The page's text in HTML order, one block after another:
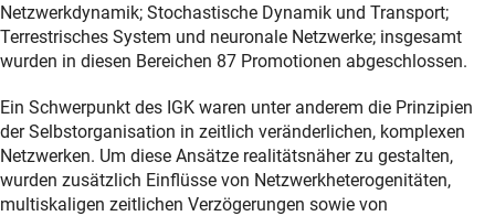
Netzwerkdynamik; Stochastische Dynamik und Transport;
Terrestrisches System und neuronale Netzwerke; insgesamt
wurden in diesen Bereichen 87 Promotionen abgeschlossen.
Ein Schwerpunkt des IGK waren unter anderem die Prinzipien
der Selbstorganisation in zeitlich veränderlichen, komplexen
Netzwerken. Um diese Ansätze realitätsnäher zu gestalten,
wurden zusätzlich Einflüsse von Netzwerkheterogenitäten,
multiskaligen zeitlichen Verzögerungen sowie von